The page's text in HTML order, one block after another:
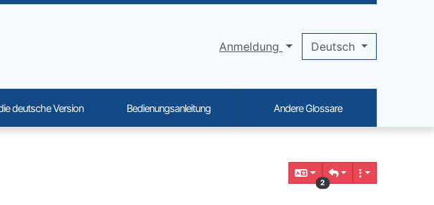
2
Anmeldung Deutsch
deutsche Version Bedienungsanleitung Andere Glossare